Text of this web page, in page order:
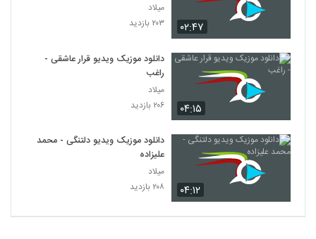
۰۲:۴۷
میلاد
۲۰۳ بازدید
۰۴:۱۵
دانلود موزیک ویدیو قرار عاشقی -
راغب
میلاد
۲۰۶ بازدید
۰۴:۱۲
دانلود موزیک ویدیو دلتنگی - محمد
علیزاده
میلاد
۲۰۸ بازدید